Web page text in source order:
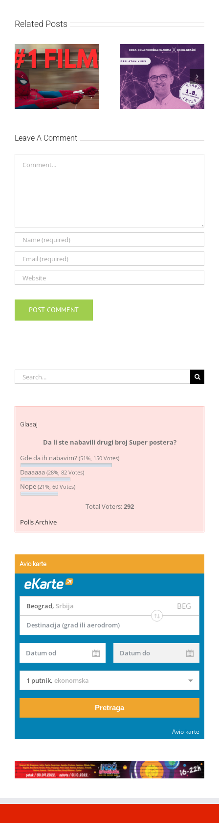
Related Posts
Najuspešnije otvaranje
studijskog filma u Srbiji:
Spajdermen: Novi dan
oborio rekord već prvog
vikenda
Priključi se besplatnoj
regionalnoj AI edukaciji
i nauči kako da
veštačku inteligenciju
primeniš u praksi
Leave A Comment
Search
for:
Glasaj
Da li ste nabavili drugi broj Super postera?
Gde da ih nabavim? (51%, 150 Votes)
Daaaaaa (28%, 82 Votes)
Nope (21%, 60 Votes)
Total Voters:292
Polls Archive
Avio karte
Beograd, Srbija BEG
Destinacija (grad ili aerodrom)
Datum od Datum do
1 putnik, ekonomska
Pretraga
Avio karte